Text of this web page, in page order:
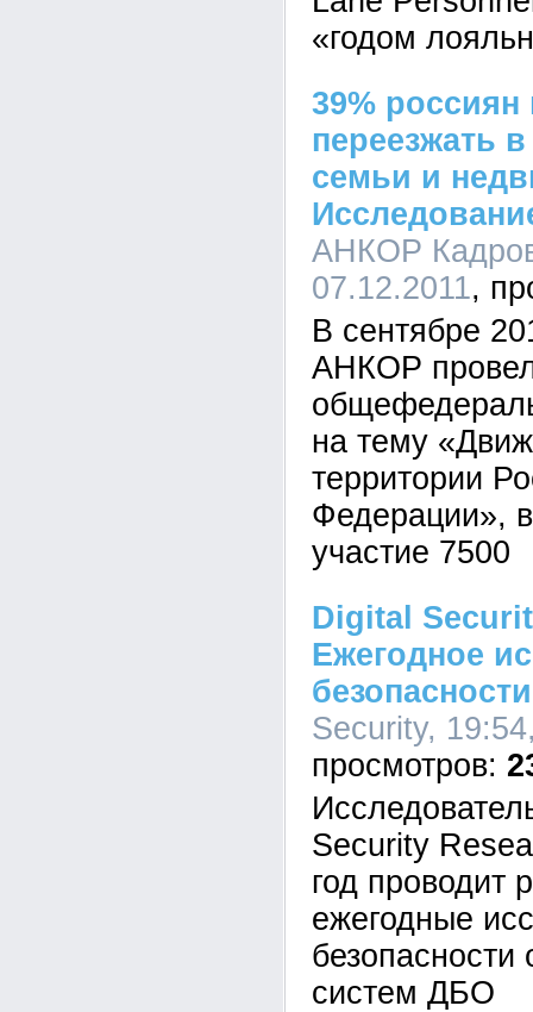
«годом
39% россиян
переезжать
семьи и
АНКОР
07.12.2011
В сентябре
АНКОР
на тему
территории
Федерации»,
участие 7500
Digital
Ежегодное
Security,
Security
год проводит
ежегодные
безопасности
систем ДБО